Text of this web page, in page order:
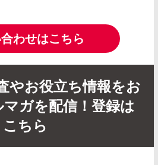
わせはこちら
やお役立ち情報をお
ガを配信！登録は
こちら